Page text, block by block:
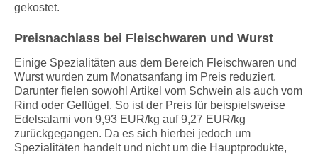
gekostet.
Preisnachlass bei Fleischwaren und Wurst
Einige Spezialitäten aus dem Bereich Fleischwaren und
Wurst wurden zum Monatsanfang im Preis reduziert.
Darunter fielen sowohl Artikel vom Schwein als auch vom
Rind oder Geflügel. So ist der Preis für beispielsweise
Edelsalami von 9,93 EUR/kg auf 9,27 EUR/kg
zurückgegangen. Da es sich hierbei jedoch um
Spezialitäten handelt und nicht um die Hauptprodukte,